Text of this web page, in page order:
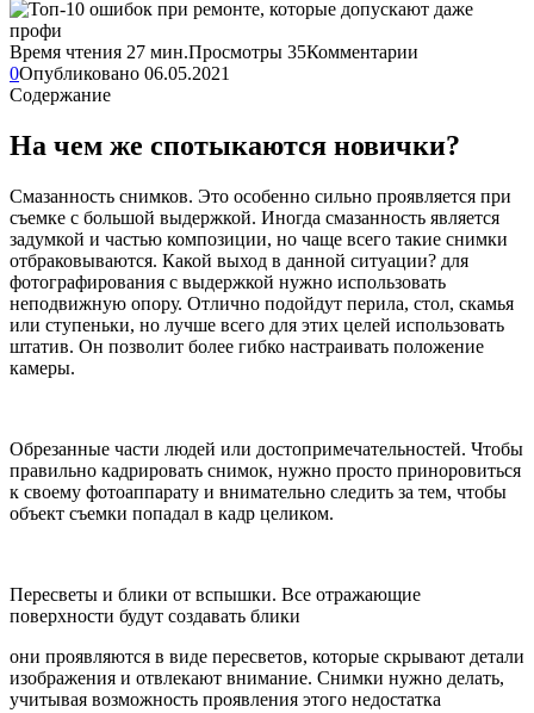
Время чтения 27 мин.Просмотры 35Комментарии
0Опубликовано 06.05.2021
Содержание
На чем же спотыкаются новички?
Смазанность снимков. Это особенно сильно проявляется при
съемке с большой выдержкой. Иногда смазанность является
задумкой и частью композиции, но чаще всего такие снимки
отбраковываются. Какой выход в данной ситуации? для
фотографирования с выдержкой нужно использовать
неподвижную опору. Отлично подойдут перила, стол, скамья
или ступеньки, но лучше всего для этих целей использовать
штатив. Он позволит более гибко настраивать положение
камеры.
Обрезанные части людей или достопримечательностей. Чтобы
правильно кадрировать снимок, нужно просто приноровиться
к своему фотоаппарату и внимательно следить за тем, чтобы
объект съемки попадал в кадр целиком.
Пересветы и блики от вспышки. Все отражающие
поверхности будут создавать блики
они проявляются в виде пересветов, которые скрывают детали
изображения и отвлекают внимание. Снимки нужно делать,
учитывая возможность проявления этого недостатка